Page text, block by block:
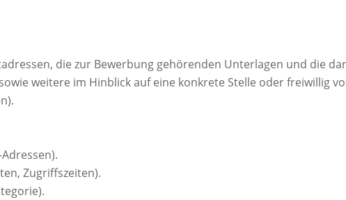
die zur Bewerbung gehörenden Unterlagen und die
weitere im Hinblick auf eine konkrete Stelle oder freiwillig
Zugriffszeiten).